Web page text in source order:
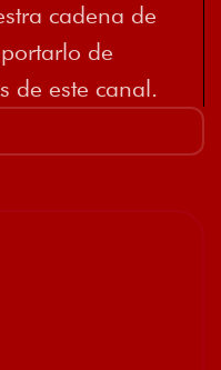
cadena de
de
de este canal.